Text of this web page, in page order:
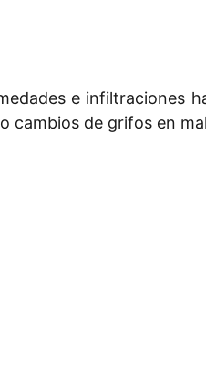
e infiltraciones
cambios de grifos en